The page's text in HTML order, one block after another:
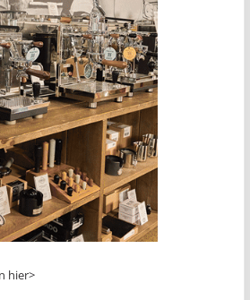
hier>